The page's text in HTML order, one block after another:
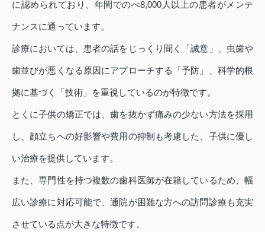
に認められており、年間でのべ8,000人以上の患者がメンテ
ナンスに通っています。
診療においては、患者の話をじっくり聞く「誠意」、虫歯や
歯並びが悪くなる原因にアプローチする「予防」、科学的根
拠に基づく「技術」を重視しているのが特徴です。
とくに子供の矯正では、歯を抜かず痛みの少ない方法を採用
し、顔立ちへの好影響や費用の抑制も考慮した、子供に優し
い治療を提供しています。
また、専門性を持つ複数の歯科医師が在籍しているため、幅
広い診療に対応可能で、通院が困難な方への訪問診療も充実
させている点が大きな特徴です。